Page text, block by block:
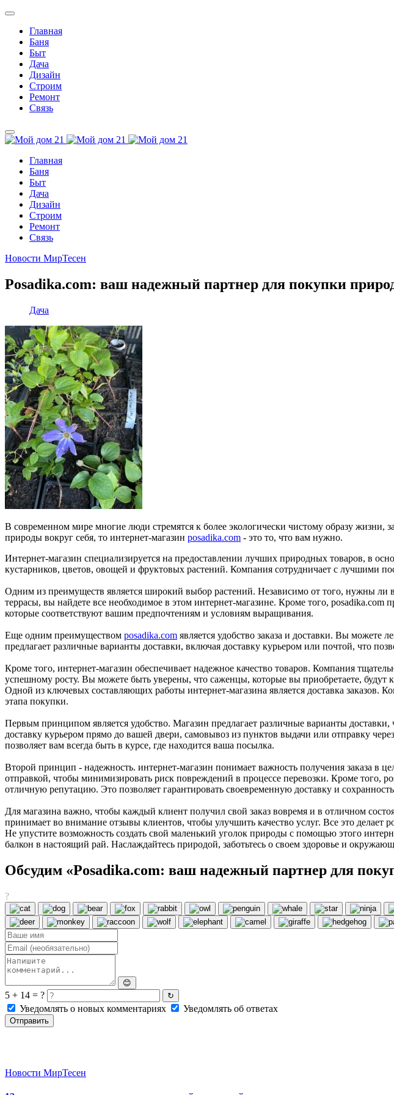
Главная
Баня
Быт
Дача
Дизайн
Строим
Ремонт
Связь
Главная
Баня
Быт
Дача
Дизайн
Строим
Ремонт
Связь
Новости МирТесен
Posadika.com: ваш надежный партнер для покупки
Дача
В современном мире многие люди стремятся к более экологически чистому образу
природы вокруг себя, то интернет-магазин posadika.com - это то, что вам нужно.
Интернет-магазин специализируется на предоставлении лучших природных товаров, в
кустарников, цветов, овощей и фруктовых растений. Компания сотрудничает с лучшими
Одним из преимуществ является широкий выбор растений. Независимо от того, нужны ли
террасы, вы найдете все необходимое в этом интернет-магазине. Кроме того,
которые соответствуют вашим предпочтениям и условиям выращивания.
Еще одним преимуществом posadika.com является удобство заказа и доставки. Вы можете
предлагает различные варианты доставки, включая доставку курьером или почтой, что
Кроме того, интернет-магазин обеспечивает надежное качество товаров. Компания
успешному росту. Вы можете быть уверены, что саженцы, которые вы приобретаете, будут
Одной из ключевых составляющих работы интернет-магазина является доставка заказов.
этапа покупки.
Первым принципом является удобство. Магазин предлагает различные варианты
доставку курьером прямо до вашей двери, самовывоз из пунктов выдачи или отправку
позволяет вам всегда быть в курсе, где находится ваша посылка.
Второй принцип - надежность. интернет-магазин понимает важность получения заказа в
отправкой, чтобы минимизировать риск повреждений в процессе перевозки. Кроме того,
отличную репутацию. Это позволяет гарантировать своевременную доставку и
Для магазина важно, чтобы каждый клиент получил свой заказ вовремя и в отличном
принимает во внимание отзывы клиентов, чтобы улучшить качество услуг. Все это
Не упустите возможность создать свой маленький уголок природы с помощью этого
балкон в настоящий рай. Наслаждайтесь природой, заботьтесь о своем здоровье и
Обсудим «Posadika.com: ваш надежный партнер для
?
😊
5 + 14 = ? ↻
Уведомлять о новых комментариях Уведомлять об ответах
Отправить
Новости МирТесен